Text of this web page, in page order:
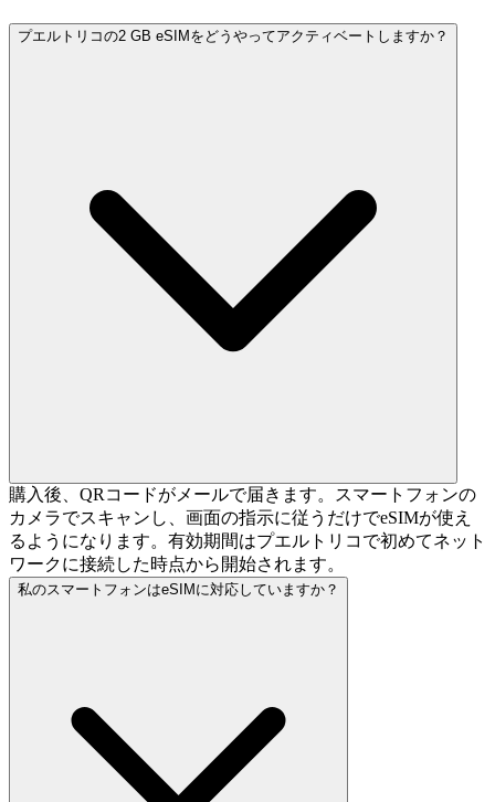
プエルトリコの2 GB eSIMをどうやってアクティベートしますか？
購入後、QRコードがメールで届きます。スマートフォンの
カメラでスキャンし、画面の指示に従うだけでeSIMが使え
るようになります。有効期間はプエルトリコで初めてネット
ワークに接続した時点から開始されます。
私のスマートフォンはeSIMに対応していますか？